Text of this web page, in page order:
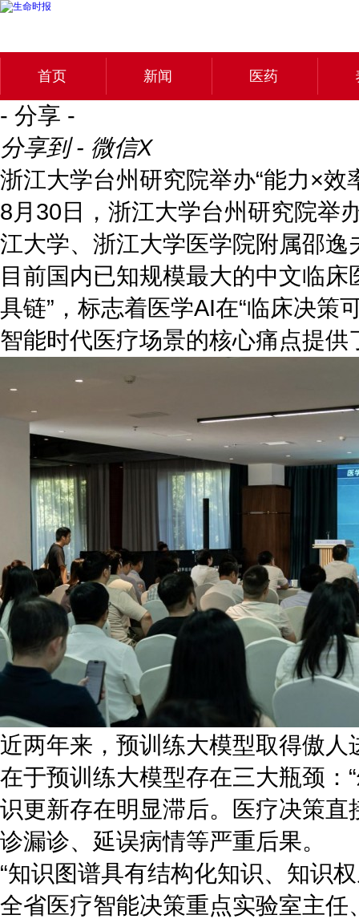
首页 新闻 医药
- 分享 -
分享到 - 微信X
浙江大学台州研究院举办“能力×
8月30日，浙江大学台州研究院举
江大学、浙江大学医学院附属邵
目前国内已知规模最大的中文临床
具链”，标志着医学AI在“临床决策
智能时代医疗场景的核心痛点提
近两年来，预训练大模型取得傲
在于预训练大模型存在三大瓶颈：
识更新存在明显滞后。医疗决策
诊漏诊、延误病情等严重后果。
“知识图谱具有结构化知识、知识
全省医疗智能决策重点实验室主